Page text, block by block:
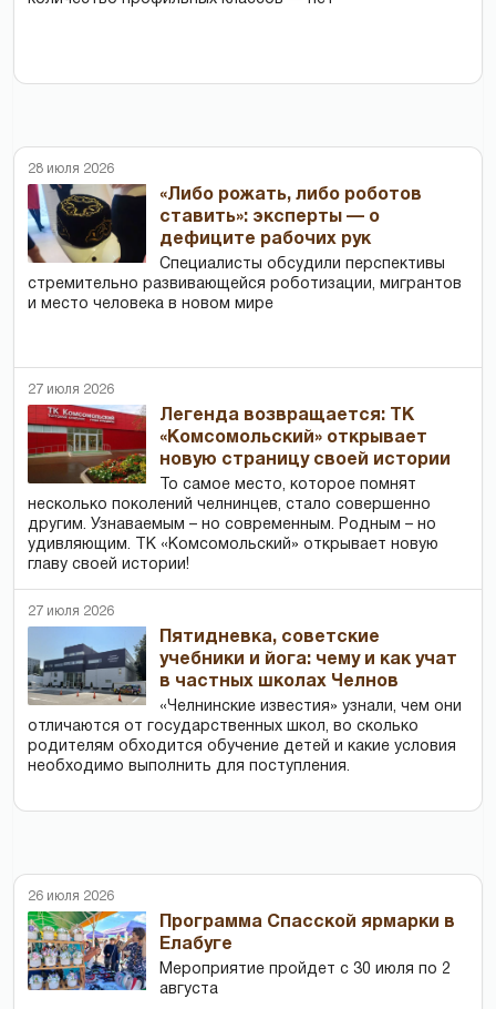
28 июля 2026
«Либо рожать, либо роботов
ставить»: эксперты — о
дефиците рабочих рук
Специалисты обсудили перспективы
стремительно развивающейся роботизации, мигрантов
и место человека в новом мире
27 июля 2026
Легенда возвращается: ТК
«Комсомольский» открывает
новую страницу своей истории
То самое место, которое помнят
несколько поколений челнинцев, стало совершенно
другим. Узнаваемым – но современным. Родным – но
удивляющим. ТК «Комсомольский» открывает новую
главу своей истории!
27 июля 2026
Пятидневка, советские
учебники и йога: чему и как учат
в частных школах Челнов
«Челнинские известия» узнали, чем они
отличаются от государственных школ, во сколько
родителям обходится обучение детей и какие условия
необходимо выполнить для поступления.
26 июля 2026
Программа Спасской ярмарки в
Елабуге
Мероприятие пройдет с 30 июля по 2
августа